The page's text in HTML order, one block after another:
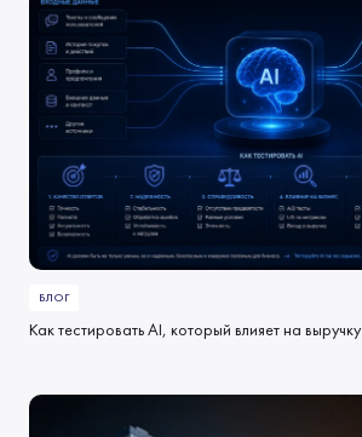
БЛОГ
Как тестировать AI, который влияет на выручку